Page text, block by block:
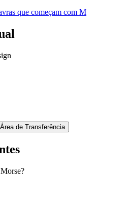
que começam com M
de Transferência